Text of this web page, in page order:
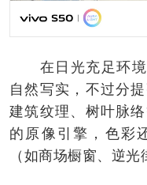
在日光充足环境
自然写实，不过分
建筑纹理、树叶脉
的原像引擎，色彩
（如商场橱窗、逆